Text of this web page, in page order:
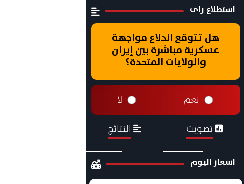
استطلاع راى
هل تتوقع اندلاع مواجهة
عسكرية مباشرة بين إيران
والولايات المتحدة؟
نعم لا
تصويت النتائج
اسعار اليوم